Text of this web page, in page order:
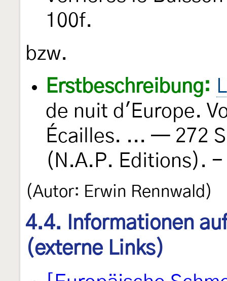
100f.
bzw.
Erstbeschreibung:
de nuit d'Europe.
Écailles. ... — 272
(N.A.P. Editions). -
(Autor: Erwin Rennwald)
4.4. Informationen
(externe Links)